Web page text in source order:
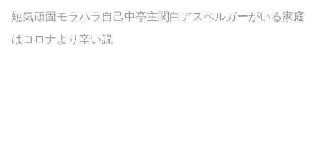
短気頑固モラハラ自己中亭主関白アスペルガーがいる家庭
はコロナより辛い説